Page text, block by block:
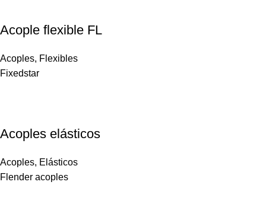
Acople flexible FL
Acoples, Flexibles
Fixedstar
Acoples elásticos
Acoples, Elásticos
Flender acoples